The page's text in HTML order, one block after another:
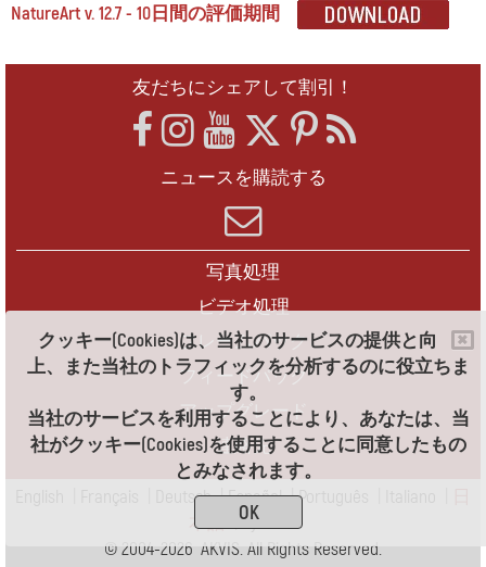
クッキー(Cookies)は、当社のサービスの提供と向
上、また当社のトラフィックを分析するのに役立ちま
す。
当社のサービスを利用することにより、あなたは、当
社がクッキー(Cookies)を使用することに同意したもの
とみなされます。
OK
NatureArt v. 12.7 - 10日間の評価期間
友だちにシェアして割引！
ニュースを購読する
写真処理
ビデオ処理
フレームパック
フィードバック
アップグレード
連絡先
Deutsch|Español|Português
本語|Pусский
© 2004-2026 AKVIS. All Rights Reserved.